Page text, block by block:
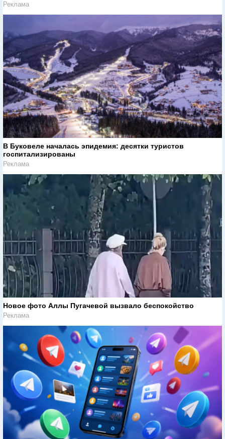
Реклама
В Буковеле началась эпидемия: десятки туристов
госпитализированы
Реклама
Новое фото Аллы Пугачевой вызвало беспокойство
Реклама